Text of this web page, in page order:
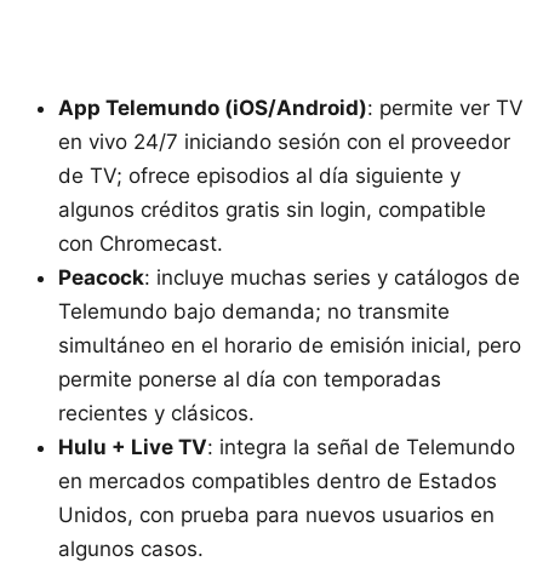
App Telemundo (iOS/Android): permite ver TV
en vivo 24/7 iniciando sesión con el proveedor
de TV; ofrece episodios al día siguiente y
algunos créditos gratis sin login, compatible
con Chromecast.
Peacock: incluye muchas series y catálogos de
Telemundo bajo demanda; no transmite
simultáneo en el horario de emisión inicial, pero
permite ponerse al día con temporadas
recientes y clásicos.
Hulu + Live TV: integra la señal de Telemundo
en mercados compatibles dentro de Estados
Unidos, con prueba para nuevos usuarios en
algunos casos.